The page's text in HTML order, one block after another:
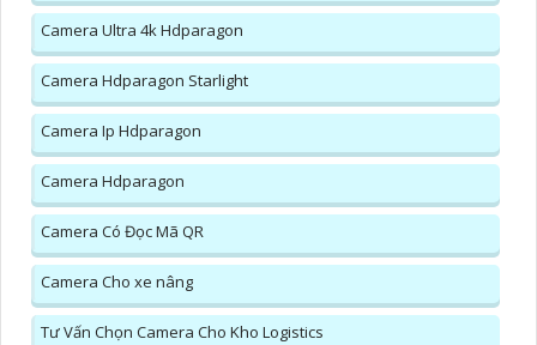
Camera Ultra 4k Hdparagon
Camera Hdparagon Starlight
Camera Ip Hdparagon
Camera Hdparagon
Camera Có Đọc Mã QR
Camera Cho xe nâng
Tư Vấn Chọn Camera Cho Kho Logistics